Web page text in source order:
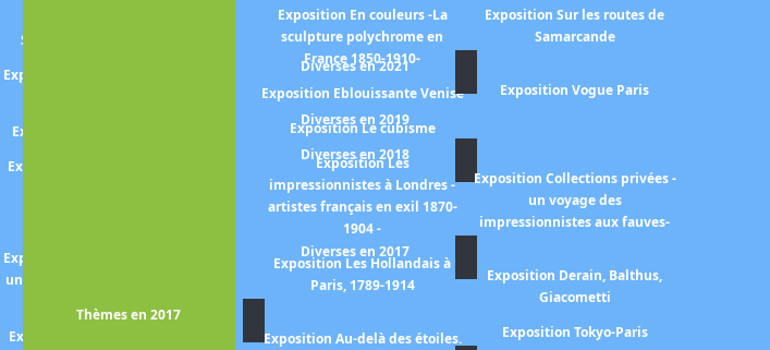
SARGENT -éblouir Paris-
Exposition SERUSIER Paul (Le
Exposition Walter SICKERT
Expo SIGNAC collectionneur
Exposition Pierre SOULAGES -
une autre lumière, peintures
Exposition Nicolas de STAEL
Exposition En couleurs -La
sculpture polychrome en
France 1850-1910-
Exposition Eblouissante Venise
Exposition Le cubisme
Exposition Les
impressionnistes à Londres -
artistes français en exil 1870-
1904 -
Exposition Les Hollandais à
Paris, 1789-1914
Thèmes en 2017
Exposition Au-delà des étoiles.
Exposition Sur les routes de
Samarcande
Diverses en 2021
Exposition Vogue Paris
Diverses en 2019
Diverses en 2018
Exposition Collections privées -
un voyage des
impressionnistes aux fauves-
Diverses en 2017
Exposition Derain, Balthus,
Giacometti
Exposition Tokyo-Paris